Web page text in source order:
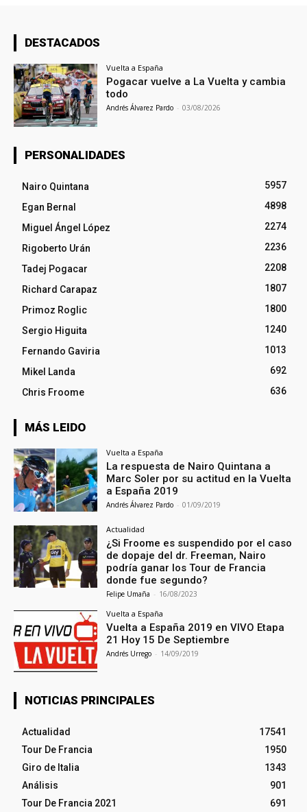
DESTACADOS
Vuelta a España
Pogacar vuelve a La Vuelta y cambia
todo
Andrés Álvarez Pardo - 03/08/2026
PERSONALIDADES
Nairo Quintana
5957
Egan Bernal
4898
Miguel Ángel López
2274
Rigoberto Urán
2236
Tadej Pogacar
2208
Richard Carapaz
1807
Primoz Roglic
1800
Sergio Higuita
1240
Fernando Gaviria
1013
Mikel Landa
692
Chris Froome
636
MÁS LEIDO
Vuelta a España
La respuesta de Nairo Quintana a
Marc Soler por su actitud en la Vuelta
a España 2019
Andrés Álvarez Pardo - 01/09/2019
Actualidad
¿Si Froome es suspendido por el caso
de dopaje del dr. Freeman, Nairo
podría ganar los Tour de Francia
donde fue segundo?
Felipe Umaña - 16/08/2023
Vuelta a España
Vuelta a España 2019 en VIVO Etapa
21 Hoy 15 De Septiembre
Andrés Urrego - 14/09/2019
NOTICIAS PRINCIPALES
Actualidad
17541
Tour De Francia
1950
Giro de Italia
1343
Análisis
901
Tour De Francia 2021
691